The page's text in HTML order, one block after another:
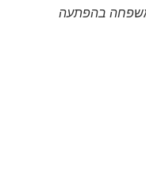
בהפתעה